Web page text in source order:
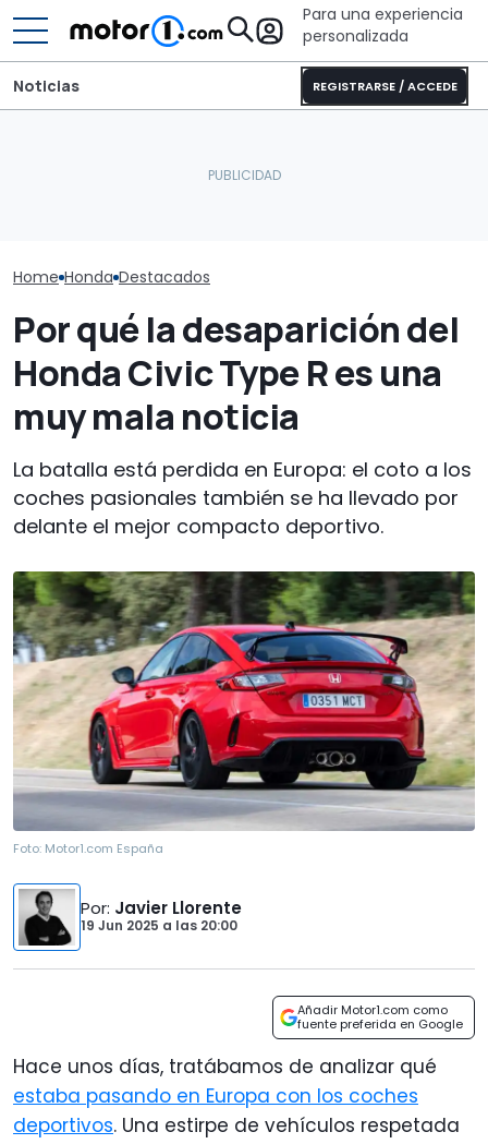
Para una experiencia
personalizada
REGISTRARSE / ACCEDE
Noticias
Home Honda Destacados
Por qué la desaparición del
Honda Civic Type R es una
muy mala noticia
La batalla está perdida en Europa: el coto a los
coches pasionales también se ha llevado por
delante el mejor compacto deportivo.
Foto: Motor1.com España
Por: Javier Llorente
19 Jun 2025 a las 20:00
Añadir Motor1.com como
fuente preferida en Google
Hace unos días, tratábamos de analizar qué
estaba pasando en Europa con los coches
deportivos. Una estirpe de vehículos respetada